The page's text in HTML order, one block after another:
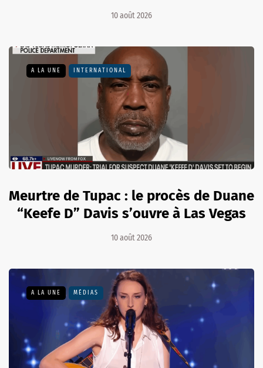
10 août 2026
A LA UNE INTERNATIONAL
Meurtre de Tupac : le procès de Duane
“Keefe D” Davis s’ouvre à Las Vegas
10 août 2026
A LA UNE MÉDIAS